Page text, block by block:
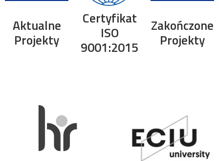
Aktualne
Projekty
Certyfikat
ISO
9001:2015
Zakończone
Projekty
Previous